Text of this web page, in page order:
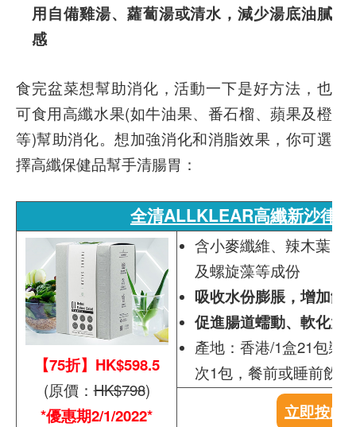
用自備雞湯、蘿蔔湯或清水，減少湯底油膩
感
食完盆菜想幫助消化，活動一下是好方法，也
可食用高纖水果(如牛油果、番石榴、蘋果及橙
等)幫助消化。想加強消化和消脂效果，你可選
擇高纖保健品幫手清腸胃：
全清ALLKLEAR高纖新沙律
【75折】HK$598.5
(原價：HK$798)
*優惠期2/1/2022*
含小麥纖維、辣木葉、
及螺旋藻等成份
吸收水份膨脹，增加飽
促進腸道蠕動、軟化大
產地：香港/1盒21包裝
次1包，餐前或睡前飲用
立即按此